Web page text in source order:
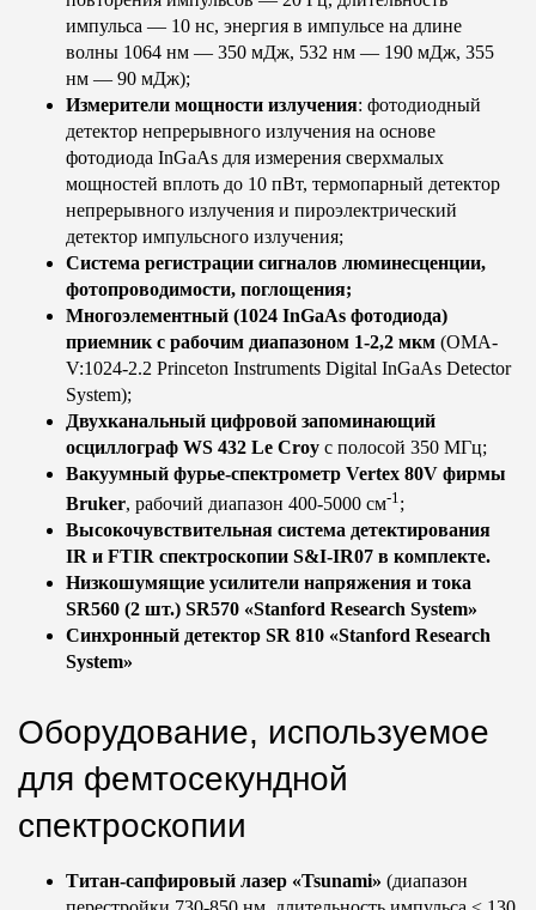
импульса — 10 нс, энергия в импульсе на длине
волны 1064 нм — 350 мДж, 532 нм — 190 мДж, 355
нм — 90 мДж);
Измерители мощности излучения: фотодиодный
детектор непрерывного излучения на основе
фотодиода InGaAs для измерения сверхмалых
мощностей вплоть до 10 пВт, термопарный детектор
непрерывного излучения и пироэлектрический
детектор импульсного излучения;
Система регистрации сигналов люминесценции,
фотопроводимости, поглощения;
Многоэлементный (1024 InGaAs фотодиода)
приемник с рабочим диапазоном 1-2,2 мкм (OMA-
V:1024-2.2 Princeton Instruments Digital InGaAs Detector
System);
Двухканальный цифровой запоминающий
осциллограф WS 432 Le Croy с полосой 350 МГц;
Вакуумный фурье-спектрометр Vertex 80V фирмы
Bruker, рабочий диапазон 400-5000 см-1 ;
Высокочувствительная система детектирования
IR и FTIR спектроскопии S&I-IR07 в комплекте.
Низкошумящие усилители напряжения и тока
SR560 (2 шт.) SR570 «Stanford Research System»
Синхронный детектор SR 810 «Stanford Research
System»
Оборудование, используемое
для фемтосекундной
спектроскопии
Титан-сапфировый лазер «Tsunami» (диапазон